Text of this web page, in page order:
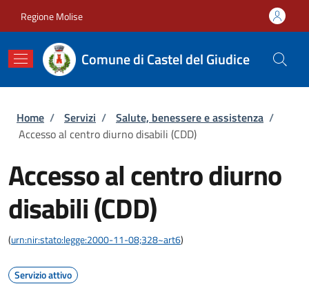
Regione Molise
Comune di Castel del Giudice
Briciole di pane
Home / Servizi / Salute, benessere e assistenza /
Accesso al centro diurno disabili (CDD)
Accesso al centro diurno
disabili (CDD)
(urn:nir:stato:legge:2000-11-08;328~art6)
Servizio attivo